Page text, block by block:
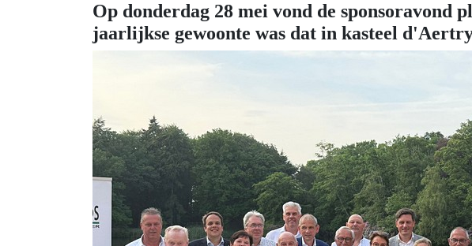
Op donderdag 28 mei vond de sponsoravond
jaarlijkse gewoonte was dat in kasteel